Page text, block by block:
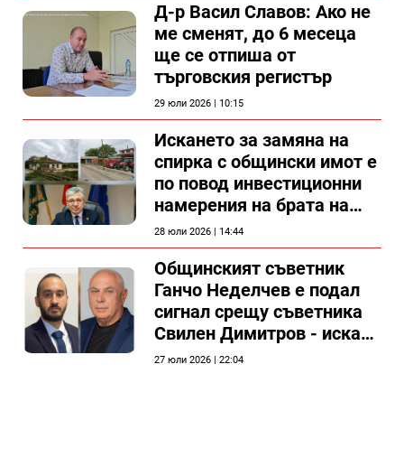
Д-р Васил Славов: Ако не
ме сменят, до 6 месеца
ще се отпиша от
търговския регистър
29 юли 2026 | 10:15
Искането за замяна на
спирка с общински имот е
по повод инвестиционни
намерения на брата на
председателя на
Общински съвет Силистра
28 юли 2026 | 14:44
Общинският съветник
Ганчо Неделчев е подал
сигнал срещу съветника
Свилен Димитров - иска
етичната комисия на
27 юли 2026 | 22:04